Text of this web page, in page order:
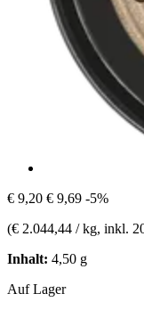
€ 9,20 € 9,69 -5%
(€ 2.044,44 / kg, inkl.
Inhalt: 4,50 g
Auf Lager